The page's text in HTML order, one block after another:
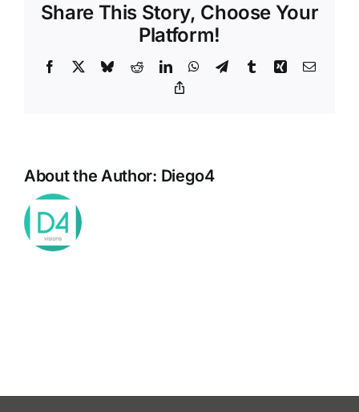
is
Share This Story, Choose Your
Platform!
Facebook BlueskyRedditLinkedInWhatsApp
TelegramTumblrXing Email
About the Author: Diego4